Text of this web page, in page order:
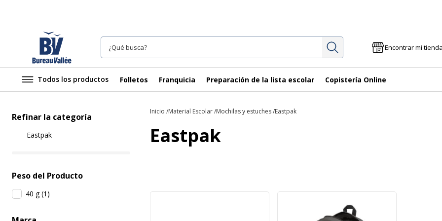
InvestigaciónEncontrar mi tienda
Todos los productos Folletos Franquicia Preparación de la lista escolar Copistería Online
Refinar la categoría
Eastpak
Peso del Producto
40 g(1 )
Inicio Material Escolar Mochilas y estuches Eastpak
Eastpak